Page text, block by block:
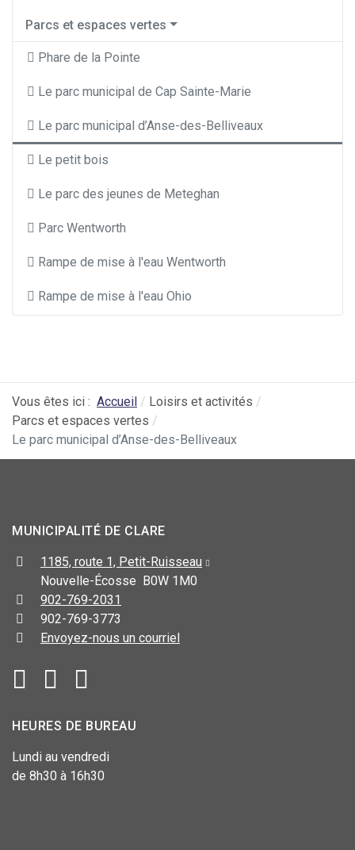
Parcs et espaces vertes
Phare de la Pointe
Le parc municipal de Cap Sainte-Marie
Le parc municipal d’Anse-des-Belliveaux
Le petit bois
Le parc des jeunes de Meteghan
Parc Wentworth
Rampe de mise à l'eau Wentworth
Rampe de mise à l'eau Ohio
Vous êtes ici : Accueil
Loisirs et activités
Parcs et espaces vertes
Le parc municipal d’Anse-des-Belliveaux
MUNICIPALITÉ DE CLARE
1185, route 1, Petit-Ruisseau
Nouvelle-Écosse B0W 1M0
902-769-2031
902-769-3773
Envoyez-nous un courriel
HEURES DE BUREAU
Lundi au vendredi
de 8h30 à 16h30